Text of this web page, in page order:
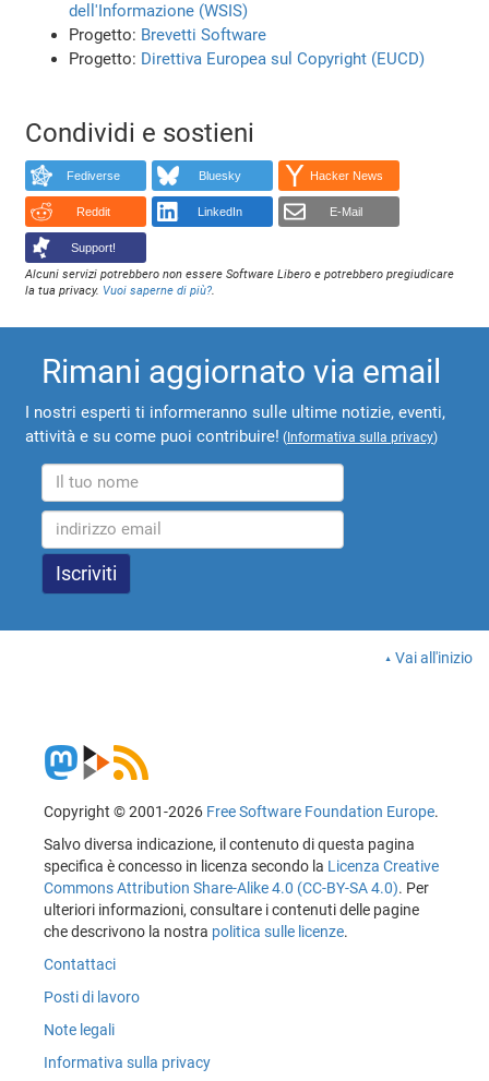
dell'Informazione (WSIS)
Progetto: Brevetti Software
Progetto: Direttiva Europea sul Copyright (EUCD)
Condividi e sostieni
Fediverse Bluesky Hacker News
Reddit LinkedIn E-Mail
Support!
Alcuni servizi potrebbero non essere Software Libero e potrebbero pregiudicare
la tua privacy. Vuoi saperne di più?
Rimani aggiornato via email
I nostri esperti ti informeranno sulle ultime notizie, eventi,
attività e su come puoi contribuire! (Informativa sulla privacy)
Vai all'inizio
Copyright © 2001-2026 Free Software Foundation Europe.
Salvo diversa indicazione, il contenuto di questa pagina
specifica è concesso in licenza secondo la Licenza Creative
Commons Attribution Share-Alike 4.0 (CC-BY-SA 4.0). Per
ulteriori informazioni, consultare i contenuti delle pagine
che descrivono la nostra politica sulle licenze.
Contattaci
Posti di lavoro
Note legali
Informativa sulla privacy